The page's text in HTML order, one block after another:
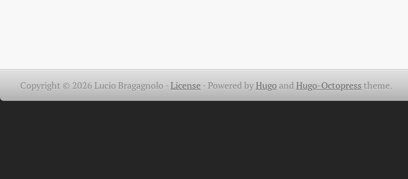
Copyright © 2026 Lucio Bragagnolo -License -Powered byHugoandHugo-Octopress theme.